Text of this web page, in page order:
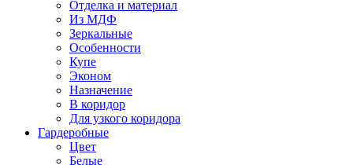
Отделка и материал
Из МДФ
Зеркальные
Особенности
Купе
Эконом
Назначение
В коридор
Для узкого коридора
Гардеробные
Цвет
Белые